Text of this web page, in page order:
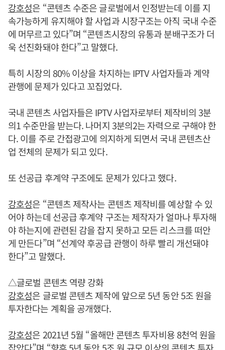
강호성은 “콘텐츠 수준은 글로벌에서 인정받는데 이를 지
속가능하게 유지해야 할 사업과 시장구조는 아직 국내 수준
에 머무르고 있다”며 “콘텐츠시장의 유통과 분배구조가 더
욱 선진화돼야 한다”고 말했다.
특히 시장의 80% 이상을 차지하는 IPTV 사업자들과 계약
관행에 문제가 있다고 꼬집었다.
국내 콘텐츠 사업자들은 IPTV 사업자로부터 제작비의 3분
의1 수준만을 받는다. 나머지 3분의2는 자력으로 구해야 한
다. 이를 주로 간접광고에 의지하게 되면서 국내 콘텐츠산
업 전체의 문제가 되고 있다.
또 선공급 후계약 구조에도 문제가 있다고 했다.
강호성은 “콘텐츠 제작사는 콘텐츠 제작비를 예상할 수 있
어야 하는데 선공급 후계약 구조는 제작자가 얼마나 투자해
야 하는지에 관련된 감을 잡지 못하고 모든 리스크를 떠안
게 만든다”며 “선계약 후공급 관행이 하루 빨리 개선돼야
한다”고 말했다.
△글로벌 콘텐츠 역량 강화
강호성은 글로벌 콘텐츠 제작에 앞으로 5년 동안 5조 원을
투자한다는 계획을 공개했다.
강호성은 2021년 5월 “올해만 콘텐츠 투자비용 8천억 원을
잡았다”며 “향후 5년 동안 5조 원 규모 이상의 콘텐츠 투자